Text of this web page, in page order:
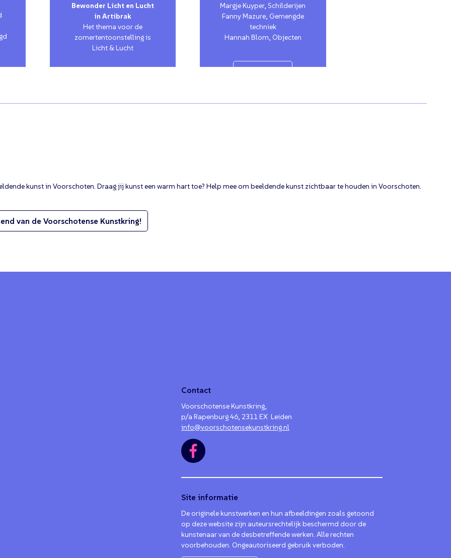
Bewonder Licht en Lucht
in Artibrak
Het thema voor de
zomertentoonstelling is
Licht & Lucht
Margje Kuyper, Schilderijen
Fanny Mazure, Gemengde
techniek
Hannah Blom, Objecten
kunst in Voorschoten. Draag jij kunst een warm hart toe? Help mee om beeldende kunst zichtbaar te houden in Voorschoten.
van de Voorschotense Kunstkring!
Contact
Voorschotense Kunstkring,
p/a Rapenburg 46, 2311 EX Leiden
info@voorschotensekunstkring.nl
Site informatie
De originele kunstwerken en hun afbeeldingen zoals getoond
op deze website zijn auteursrechtelijk beschermd door de
kunstenaar van de desbetreffende werken. Alle rechten
voorbehouden. Ongeautoriseerd gebruik verboden.